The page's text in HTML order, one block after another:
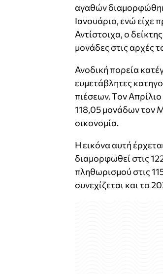
αγαθών
Ιανουάριο, ενώ είχε
Αντίστοιχα, ο
μονάδες στις αρχές
Ανοδική πορεία
ευμετάβλητες
πιέσεων. Τον
118,05 μονάδων τον
οικονομία.
Η εικόνα αυτή
διαμορφωθεί στις
πληθωρισμού στις
συνεχίζεται και το